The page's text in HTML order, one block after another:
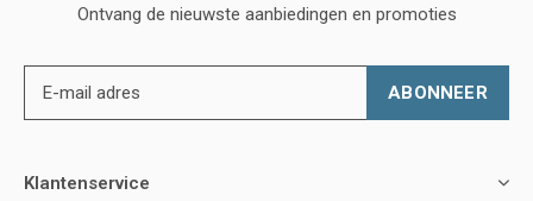
Ontvang de nieuwste aanbiedingen en promoties
ABONNEER
Klantenservice